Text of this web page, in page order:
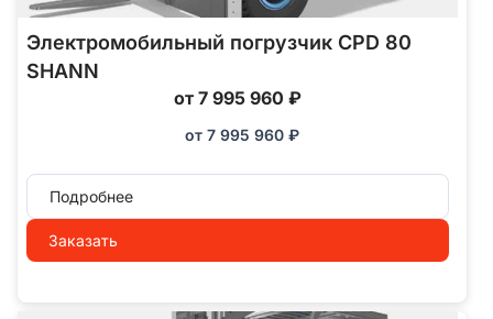
Электромобильный погрузчик CPD 80
SHANN
от 7 995 960 ₽
от 7 995 960 ₽
Подробнее
Заказать